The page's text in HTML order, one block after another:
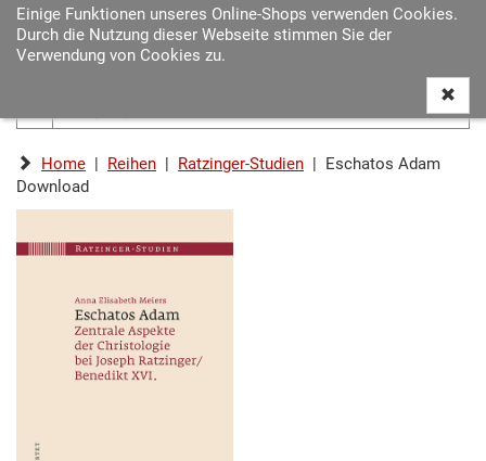
Einige Funktionen unseres Online-Shops verwenden Cookies.
Durch die Nutzung dieser Webseite stimmen Sie der
Verwendung von Cookies zu.
Home | Reihen | Ratzinger-Studien | Eschatos Adam
Download